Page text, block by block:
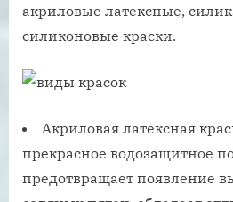
акриловые латексные,
силиконовые краски.
Акриловая латексная
прекрасное водозащитное
предотвращает появление